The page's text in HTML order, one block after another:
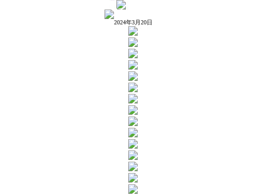
2024年3月20日